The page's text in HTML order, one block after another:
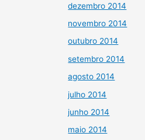
dezembro 2014
novembro 2014
outubro 2014
setembro 2014
agosto 2014
julho 2014
junho 2014
maio 2014